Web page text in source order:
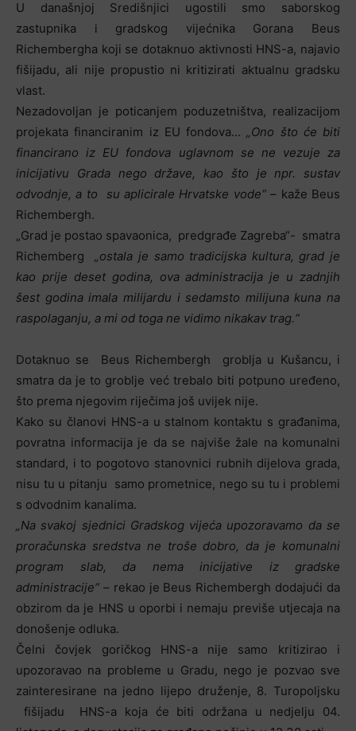
U današnjoj Središnjici ugostili smo saborskog
zastupnika i gradskog vijećnika Gorana Beus
Richembergha koji se dotaknuo aktivnosti HNS-a, najavio
fišijadu, ali nije propustio ni kritizirati aktualnu gradsku
vlast.
Nezadovoljan je poticanjem poduzetništva, realizacijom
projekata financiranim iz EU fondova…„Ono što će biti
financirano iz EU fondova uglavnom se ne vezuje za
inicijativu Grada nego države, kao što je npr. sustav
odvodnje, a to su aplicirale Hrvatske vode“– kaže Beus
Richembergh.
„Grad je postao spavaonica, predgrađe Zagreba“- smatra
Richemberg„ostala je samo tradicijska kultura, grad je
kao prije deset godina, ova administracija je u zadnjih
šest godina imala milijardu i sedamsto milijuna kuna na
raspolaganju, a mi od toga ne vidimo nikakav trag.“
Dotaknuo se Beus Richembergh groblja u Kušancu, i
smatra da je to groblje već trebalo biti potpuno uređeno,
što prema njegovim riječima još uvijek nije.
Kako su članovi HNS-a u stalnom kontaktu s građanima,
povratna informacija je da se najviše žale na komunalni
standard, i to pogotovo stanovnici rubnih dijelova grada,
nisu tu u pitanju samo prometnice, nego su tu i problemi
s odvodnim kanalima.
„Na svakoj sjednici Gradskog vijeća upozoravamo da se
proračunska sredstva ne troše dobro, da je komunalni
program slab, da nema inicijative iz gradske
administracije“ – rekao je Beus Richembergh dodajući da
obzirom da je HNS u oporbi i nemaju previše utjecaja na
donošenje odluka.
Čelni čovjek goričkog HNS-a nije samo kritizirao i
upozoravao na probleme u Gradu, nego je pozvao sve
zainteresirane na jedno lijepo druženje, 8. Turopoljsku
fišijadu HNS-a koja će biti održana u nedjelju 04.